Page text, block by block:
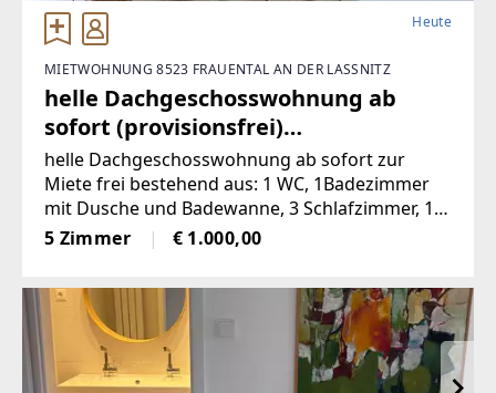
Heute
MIETWOHNUNG 8523 FRAUENTAL AN DER LASSNITZ
helle Dachgeschosswohnung ab
sofort (provisionsfrei)
(Provisionsfrei)
helle Dachgeschosswohnung ab sofort zur
Miete frei bestehend aus: 1 WC, 1Badezimmer
mit Dusche und Badewanne, 3 Schlafzimmer, 1
sehr offenes Wohnzimmermit Balkon und
Kachelofen, 1 voll möbelierte Küche, 1
5 Zimmer € 1.000,00